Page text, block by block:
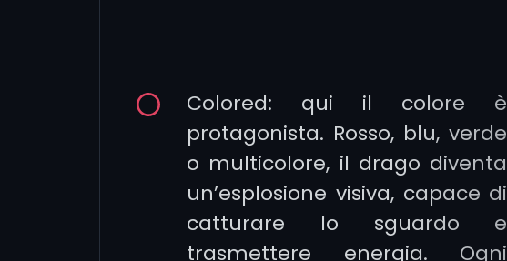
Colored: qui il colore è
protagonista. Rosso, blu, verde
o multicolore, il drago diventa
un’esplosione visiva, capace di
catturare lo sguardo e
trasmettere energia. Ogni